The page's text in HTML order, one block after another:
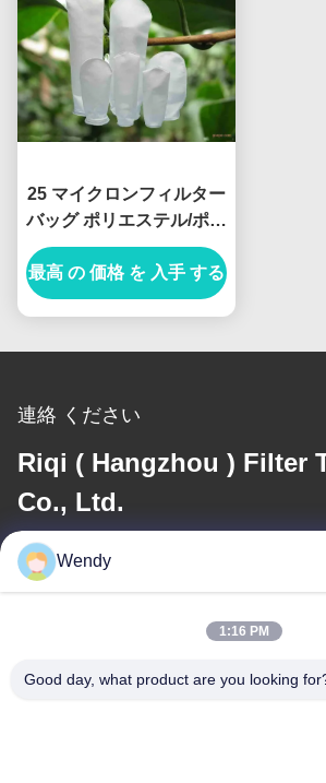
25 マイクロンフィルター
バッグ ポリエステル/ポリ
プロピレン オイル吸収
最高 の 価格 を 入手 する
連絡 ください
Riqi ( Hangzhou ) Filter
Co., Ltd.
メール
住所
Wendy
1:16 PM
Good day, what product are you looking